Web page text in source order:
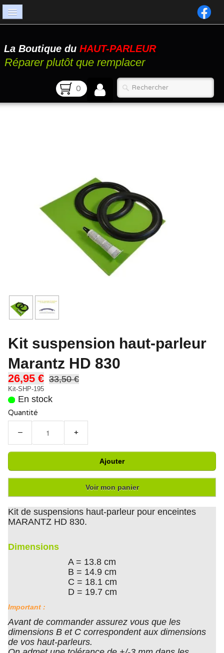
Catalogue
Atelier
La Boutique du HAUT-PARLEUR
Réparer plutôt que remplacer
0
Kit suspension haut-parleur
Marantz HD 830
26,95 € 33,50 €
Kit-SHP-195
En stock
Quantité
− +
Ajouter
Voir mon panier
Kit de suspensions haut-parleur pour enceintes
MARANTZ HD 830.
Dimensions
A = 13.8 cm
B = 14.9 cm
C = 18.1 cm
D = 19.7 cm
Important :
Avant de commander assurez vous que les
dimensions B et C correspondent aux dimensions
de vos haut-parleurs.